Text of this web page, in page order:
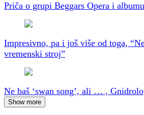
Priča o grupi Beggars Opera i
Impresivno, pa i još više od toga,
vremenski stroj”
Ne baš ‘swan song’, ali … ,
Show more